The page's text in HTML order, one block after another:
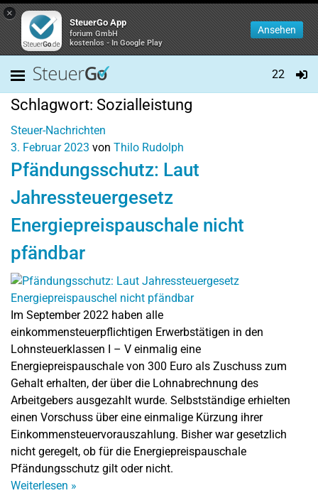
×
SteuerGo App
forium GmbH
kostenlos - In Google Play
Ansehen
22
Schlagwort: Sozialleistung
Steuer-Nachrichten
3. Februar 2023 von Thilo Rudolph
Pfändungsschutz: Laut
Jahressteuergesetz
Energiepreispauschale nicht
pfändbar
Im September 2022 haben alle
einkommensteuerpflichtigen Erwerbstätigen in den
Lohnsteuerklassen I – V einmalig eine
Energiepreispauschale von 300 Euro als Zuschuss zum
Gehalt erhalten, der über die Lohnabrechnung des
Arbeitgebers ausgezahlt wurde. Selbstständige erhielten
einen Vorschuss über eine einmalige Kürzung ihrer
Einkommensteuervorauszahlung. Bisher war gesetzlich
nicht geregelt, ob für die Energiepreispauschale
Pfändungsschutz gilt oder nicht.
Weiterlesen »